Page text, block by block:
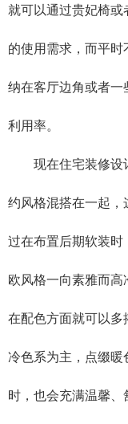
就可以通过贵妃椅
的使用需求，而平
纳在客厅边角或者
利用率。
现在住宅装修设
约风格混搭在一起
过在布置后期软装
欧风格一向素雅而高
在配色方面就可以
冷色系为主，点缀
时，也会充满温馨